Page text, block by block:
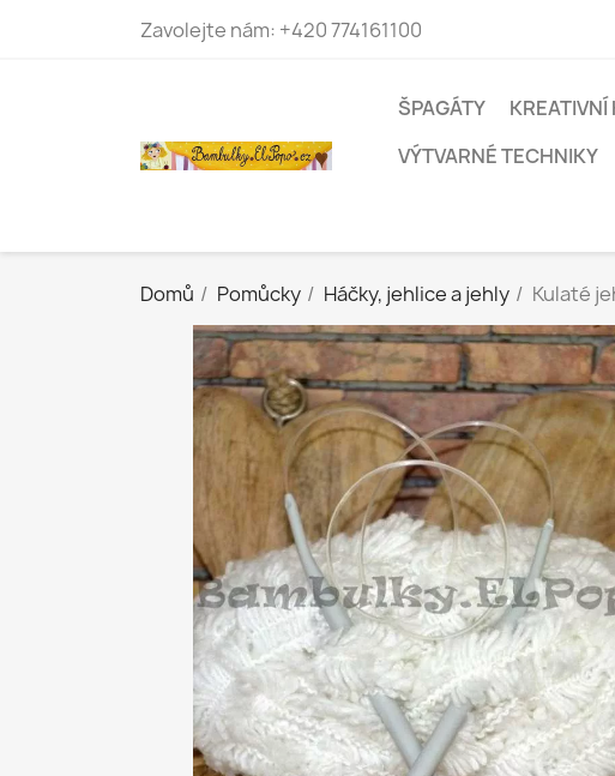
Zavolejte nám: +420 774161100
ŠPAGÁTY KREATIVNÍ
VÝTVARNÉ TECHNIKY
Domů Pomůcky Háčky, jehlice a jehly Kulaté